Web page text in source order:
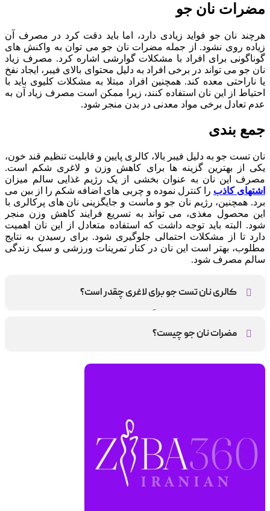
مضرات نان جو
هرچند نان جو فواید زیادی دارد، اما باید دقت کرد در مصرف آن
زیاده روی نشود. از جمله مضرات نان جو می توان به واکنش های
گوناگونی برای افراد با مشکلات گوارشی اشاره کرد. مصرف زیاد
نان جو می تواند در برخی افراد به دلیل محتوای بالای فیبر، ایجاد نفخ
یا ناراحتی معده کند. همچنین افراد مبتلا به مشکلات کلیوی باید با
احتیاط از این نان استفاده کنند، زیرا ممکن است مصرف زیاد آن به
عدم تعادل برخی مواد معدنی در بدن منجر شود.
جمع بندی
نان تست جو به دلیل فیبر بالا، کالری پایین و قابلیت تنظیم قند خون،
یکی از بهترین گزینه ها برای کاهش وزن و لاغری شکم است.
مصرف این نان به عنوان بخشی از یک رژیم غذایی سالم میزان
اشتهای کاذب را کنترل نموده و چربی های اضافه شکم را از بین می
برد. همچنین، رژیم نان جو و ماست و جایگزینی نان های پرکالری با
این محصول مغذی، می تواند به تسریع فرایند کاهش وزن منجر
شود. البته باید توجه داشت که استفاده متعادل از این نان اهمیت
دارد تا از مشکلات احتمالی جلوگیری شود. برای رسیدن به نتایج
مطلوب، بهتر است این نان در کنار تمرینات ورزشی و سبک زندگی
سالم مصرف شود.
کالری نان تست جو برای لاغری چقدر است؟
مضرات نان جو چیست؟